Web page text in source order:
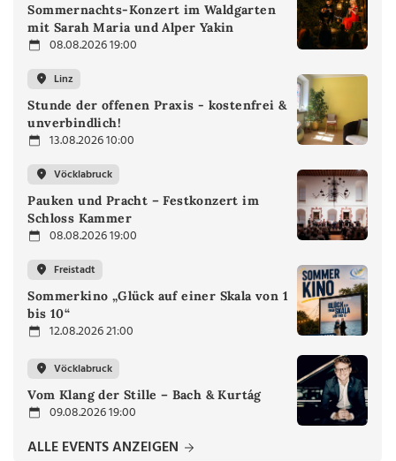
Sommernachts-Konzert im Waldgarten
mit Sarah Maria und Alper Yakin
08.08.2026 19:00
Linz
Stunde der offenen Praxis - kostenfrei &
unverbindlich!
13.08.2026 10:00
Vöcklabruck
Pauken und Pracht – Festkonzert im
Schloss Kammer
08.08.2026 19:00
Freistadt
Sommerkino „Glück auf einer Skala von 1
bis 10“
12.08.2026 21:00
Vöcklabruck
Vom Klang der Stille – Bach & Kurtág
09.08.2026 19:00
ALLE EVENTS ANZEIGEN